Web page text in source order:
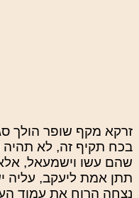
זרקא מקף שופר הולך
בכח תקיף זה, לא תהיה
שהם עשו וישמעאל,
תתן אמת ליעקב, עליה
נצחה הרוח את עמוד